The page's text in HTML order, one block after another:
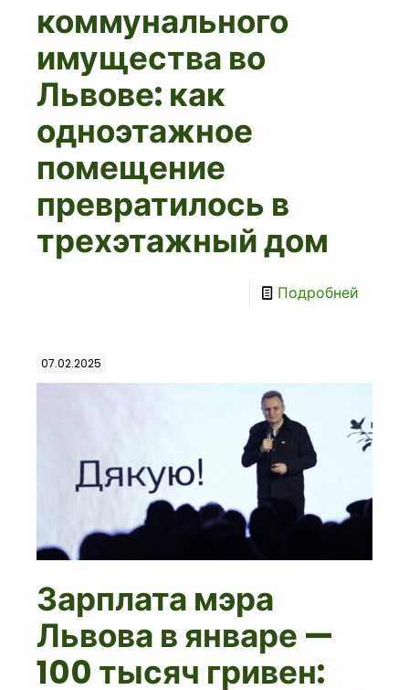
коммунального
имущества во
Львове: как
одноэтажное
помещение
превратилось в
трехэтажный дом
Подробней
07.02.2025
Зарплата мэра
Львова в январе —
100 тысяч гривен: